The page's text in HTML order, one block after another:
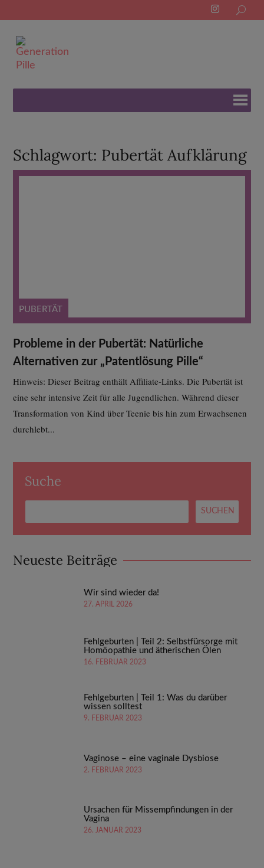
for:
Schlagwort: Pubertät Aufklärung
PUBERTÄT
Probleme in der Pubertät: Natürliche
Alternativen zur „Patentlösung Pille“
Hinweis: Dieser Beitrag enthält Affiliate-Links. Die Pubertät ist
eine sehr intensive Zeit für alle Jugendlichen. Während dieser
Transformation von Kind über Teenie bis hin zum Erwachsenen
durchlebt...
Suche
Neueste Beiträge
Wir sind wieder da!
27. APRIL 2026
Fehlgeburten | Teil 2: Selbstfürsorge mit
Homöopathie und ätherischen Ölen
16. FEBRUAR 2023
Fehlgeburten | Teil 1: Was du darüber
wissen solltest
9. FEBRUAR 2023
Vaginose – eine vaginale Dysbiose
2. FEBRUAR 2023
Ursachen für Missempfindungen in der
Vagina
26. JANUAR 2023